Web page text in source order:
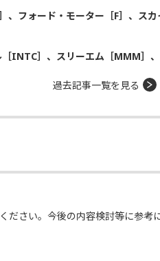
、フォード・モーター［F］、ス
［INTC］、スリーエム［MMM］
過去記事一覧を見る
ださい。今後の内容検討等に参考